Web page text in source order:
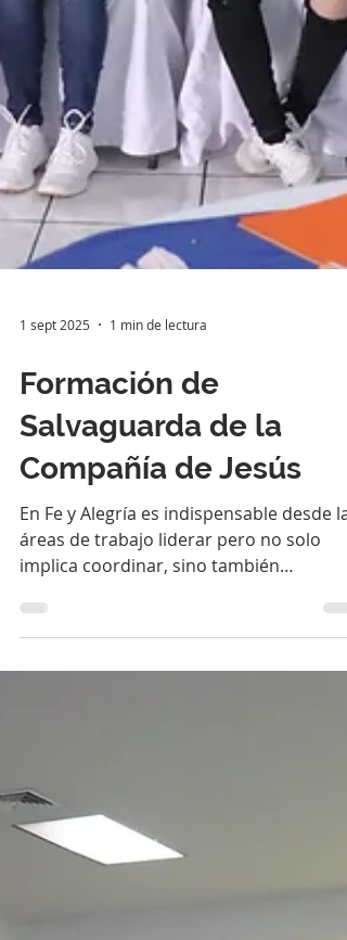
1 sept 2025 1 min de lectura
Formación de
Salvaguarda de la
Compañía de Jesús
En Fe y Alegría es indispensable desde las
áreas de trabajo liderar pero no solo